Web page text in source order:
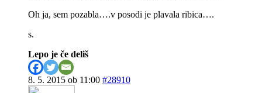
Oh ja, sem pozabla….v posodi je plavala ribica….
s.
Lepo je če deliš
8. 5. 2015 ob 11:00 #28910